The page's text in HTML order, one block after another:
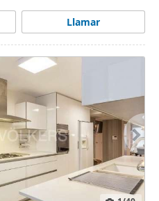
Llamar